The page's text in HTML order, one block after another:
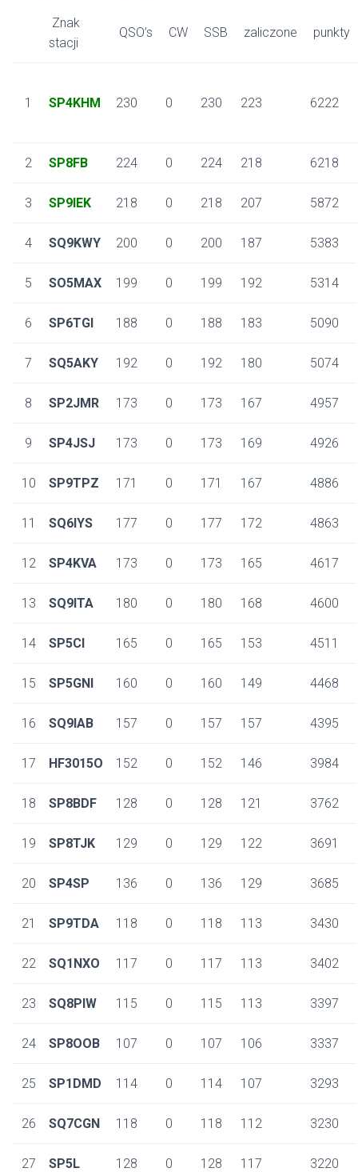
Znak
stacji
QSO’s CW SSB zaliczone punkty
1 SP4KHM 230 0 230 223 6222
2 SP8FB 224 0 224 218 6218
3 SP9IEK 218 0 218 207 5872
4 SQ9KWY 200 0 200 187 5383
5 SO5MAX 199 0 199 192 5314
6 SP6TGI 188 0 188 183 5090
7 SQ5AKY 192 0 192 180 5074
8 SP2JMR 173 0 173 167 4957
9 SP4JSJ 173 0 173 169 4926
10 SP9TPZ 171 0 171 167 4886
11 SQ6IYS 177 0 177 172 4863
12 SP4KVA 173 0 173 165 4617
13 SQ9ITA 180 0 180 168 4600
14 SP5CI 165 0 165 153 4511
15 SP5GNI 160 0 160 149 4468
16 SQ9IAB 157 0 157 157 4395
17 HF3015O 152 0 152 146 3984
18 SP8BDF 128 0 128 121 3762
19 SP8TJK 129 0 129 122 3691
20 SP4SP 136 0 136 129 3685
21 SP9TDA 118 0 118 113 3430
22 SQ1NXO 117 0 117 113 3402
23 SQ8PIW 115 0 115 113 3397
24 SP8OOB 107 0 107 106 3337
25 SP1DMD 114 0 114 107 3293
26 SQ7CGN 118 0 118 112 3230
27 SP5L 128 0 128 117 3220